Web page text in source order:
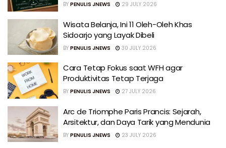
BY PENULIS JNEWS 29 JULY 2026
Wisata Belanja, Ini 11 Oleh-Oleh Khas
Sidoarjo yang Layak Dibeli
BY PENULIS JNEWS 30 JULY 2026
Cara Tetap Fokus saat WFH agar
Produktivitas Tetap Terjaga
BY PENULIS JNEWS 27 JULY 2026
Arc de Triomphe Paris Prancis: Sejarah,
Arsitektur, dan Daya Tarik yang Mendunia
BY PENULIS JNEWS 23 JULY 2026